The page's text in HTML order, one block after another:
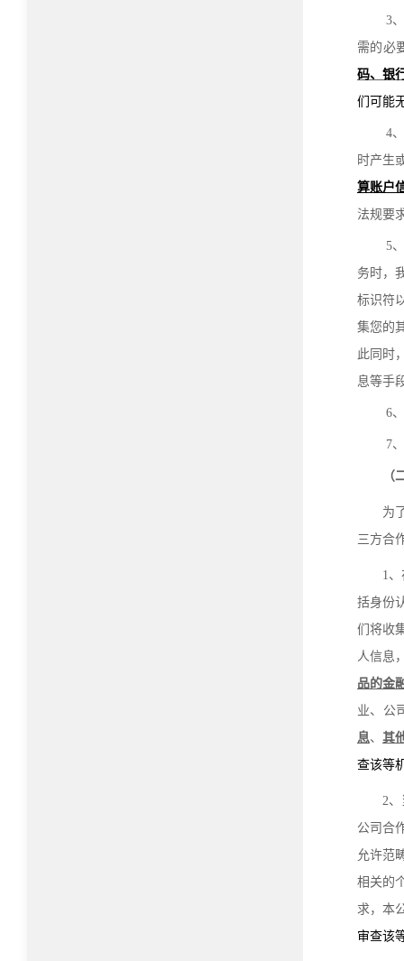
3
需的必
码、银
们可能
4
时产生
算账户
法规要
5
务时，
标识符
集您的
此同时
息等手
6
7
（
为
三方合
1
括身份
们将收
人信息
品的金
业、公
息、其
查该等
2
公司合
允许范
相关的
求，本
审查该